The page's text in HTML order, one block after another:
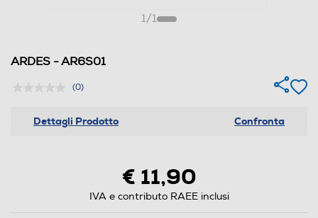
1/1
ARDES - AR6S01
(0)
Dettagli Prodotto Confronta
€ 11,90
IVA e contributo RAEE inclusi